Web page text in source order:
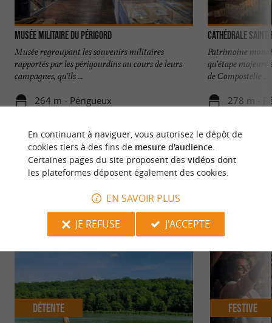
Musée Militaire du Périgord
Musée regroupant les souvenirs militaires
rapportés par les périgourdins au cours de leurs
campagnes, qu'ils ...
264 m - Périgueux
Cathédrale
Patrimoine
qu'étape majeure
de Compostelle ...
278 m -
NOUS AVONS TESTÉPOUR VOUS
Détente Festive
En continuant à naviguer, vous autorisez le dépôt de
cookies tiers à des fins de mesure d'audience.
Certaines pages du site proposent des vidéosdont
les plateformes déposent également des cookies.
EN SAVOIR PLUS
JE REFUSE
J'ACCEPTE